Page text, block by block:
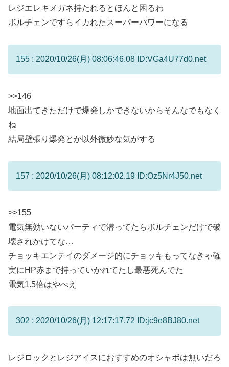
レジエレキメガネ持たれるとほんと困るわ
ボルチェンですらイカれたスーパーパワーになる
155 : 2020/10/26(月) 08:06:46.08 ID:VGa4U77d0.net
>>146
地面出てきただけで爆発しかできないからそんなでもなく
ね
結局壁張り爆発とか以外微妙な気がする
157 : 2020/10/26(月) 08:12:02.19 ID:Oz5Nr4J50.net
>>155
電気無効いないパーティで潜ってたらボルチェンだけで破
壊されかけてな…
チョッキエンテイのダメージ的にチョッキもってなきゃ確
実にHP赤まで持っていかれてたし最悪死んでた
電気1.5倍はやべえ
302 : 2020/10/26(月) 12:17:17.72 ID:jc9e8BJ80.net
レジロックとレジアイスにおすすめのオシャボは無いだろ